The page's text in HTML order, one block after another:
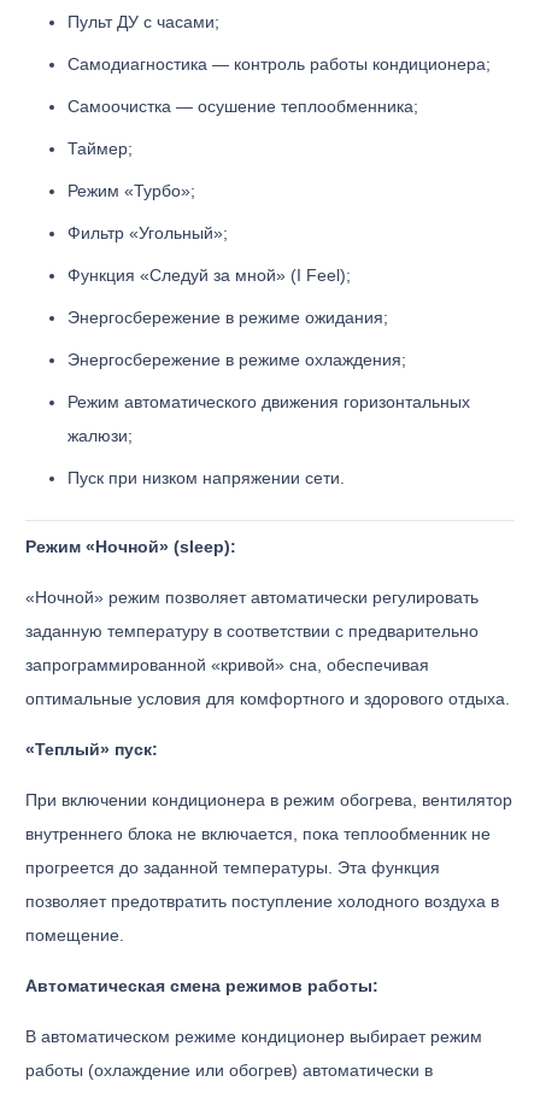
Пульт ДУ с часами;
Самодиагностика — контроль работы кондиционера;
Самоочистка — осушение теплообменника;
Таймер;
Режим «Турбо»;
Фильтр «Угольный»;
Функция «Следуй за мной» (I Feel);
Энергосбережение в режиме ожидания;
Энергосбережение в режиме охлаждения;
Режим автоматического движения горизонтальных
жалюзи;
Пуск при низком напряжении сети.
Режим «Ночной» (sleep):
«Ночной» режим позволяет автоматически регулировать
заданную температуру в соответствии с предварительно
запрограммированной «кривой» сна, обеспечивая
оптимальные условия для комфортного и здорового отдыха.
«Теплый» пуск:
При включении кондиционера в режим обогрева, вентилятор
внутреннего блока не включается, пока теплообменник не
прогреется до заданной температуры. Эта функция
позволяет предотвратить поступление холодного воздуха в
помещение.
Автоматическая смена режимов работы:
В автоматическом режиме кондиционер выбирает режим
работы (охлаждение или обогрев) автоматически в